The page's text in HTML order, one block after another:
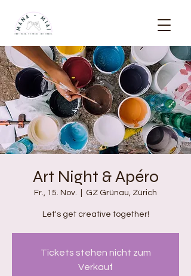
Art Night & Apéro
Fr., 15. Nov. GZ Grünau, Zürich
Let's get creative together!
Tickets stehen nicht zum
Verkauf